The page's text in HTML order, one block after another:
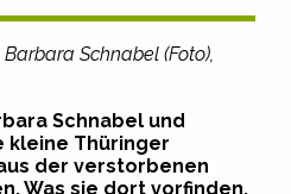
Schnabel (Foto),
Schnabel und
kleine Thüringer
der verstorbenen
Was sie dort vorfinden,